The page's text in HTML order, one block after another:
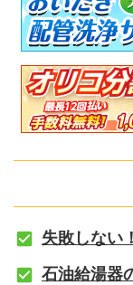
失敗しない
石油給湯器